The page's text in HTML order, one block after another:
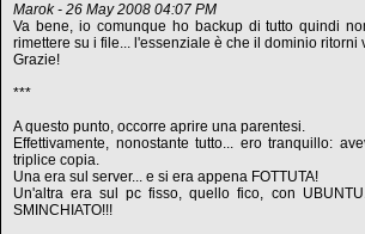
Marok - 26 May 2008 04:07 PM
Va bene, io comunque ho backup di tutto quindi
rimettere su i file... l'essenziale è che il dominio ritorni
Grazie!
***
A questo punto, occorre aprire una parentesi.
Effettivamente, nonostante tutto... ero tranquillo:
triplice copia.
Una era sul server... e si era appena FOTTUTA!
Un'altra era sul pc fisso, quello fico, con
SMINCHIATO!!!